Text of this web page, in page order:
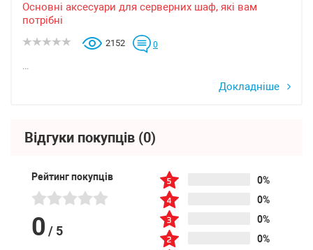
Основні аксесуари для серверних шаф, які вам
потрібні
2152 0
...
Докладніше
Відгуки покупців (0)
Рейтинг покупців
0 / 5
0%
0%
0%
0%